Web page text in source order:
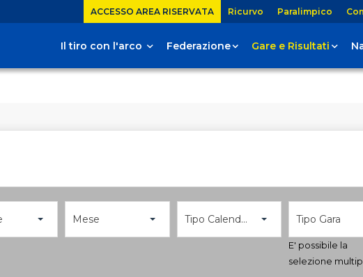
ACCESSO AREA RISERVATA Ricurvo Paralimpico
Il tiro con l'arco Federazione Gare e Risultati
Mese Tipo Calendario Tipo Gara
E' possibile la
selezione